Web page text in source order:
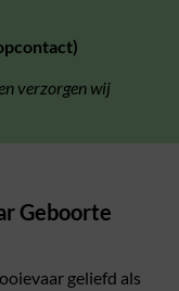
verzorgen wij
Geboorte
geliefd als